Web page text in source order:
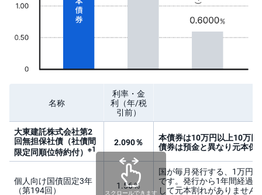
名称
利率・金
利 （年/税
引前）
大東建託株式会社第2
回無担保社債（社債間
限定同順位特約付） ※1
2.090％
本債券は10万円以上10万
債券は預金と異なり元本保
個人向け国債固定3年
（第194回）
1.56％
国が毎月発行する、1万円
です。発行から1年間経過
して元本割れがありません
スクロールできます